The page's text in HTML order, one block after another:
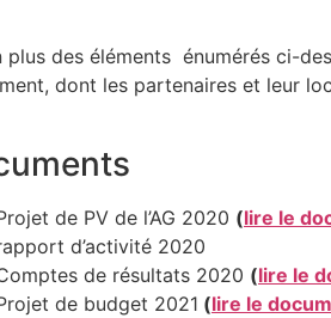
plus des éléments énumérés ci-
dont les partenaires et leur
de PV de l’AG 2020 (lire le
d’activité 2020
de résultats 2020 (lire le
de budget 2021 (lire le